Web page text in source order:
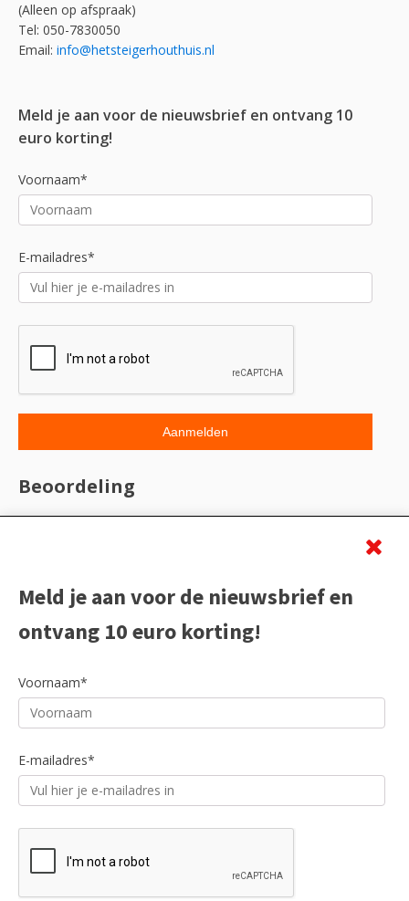
(Alleen op afspraak)
Tel: 050-7830050
Email: info@hetsteigerhouthuis.nl
Meld je aan voor de nieuwsbrief en ontvang 10
euro korting!
Voornaam*
E-mailadres*
Beoordeling
Meld je aan voor de nieuwsbrief en
ontvang 10 euro korting!
Voornaam*
E-mailadres*